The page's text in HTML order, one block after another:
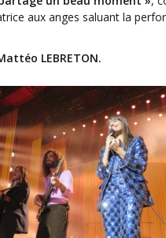
aux anges saluant la
LEBRETON.